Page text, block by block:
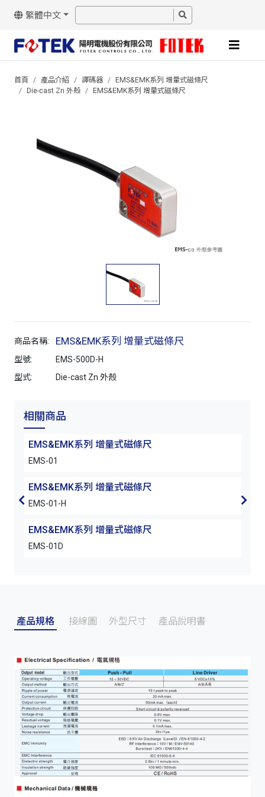
繁體中文
首頁 產品介紹 譯碼器
EMS&EMK系列 增量式磁條尺
Die-cast Zn 外殼
EMS&EMK系列 增量式磁條尺
商品名稱: EMS&EMK系列 增量式磁條尺
型號:
EMS-500D-H
型式:
Die-cast Zn 外殼
相關商品
EMS&EMK系列 增量式磁條尺
EMS-01
EMS&EMK系列 增量式磁條尺
EMS-01-H
EMS&EMK系列 增量式磁條尺
EMS-01D
產品規格 接線圖 外型尺寸 產品說明書